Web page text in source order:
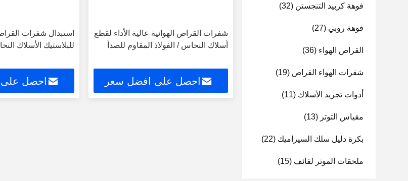
فوهة كربيد التنجستن (32)
فوهة روبي (27)
القراص الهواء (36)
شفرات الهواء القراص (19)
أدوات تجريد الأسلاك (11)
مقياس التوتر (13)
بكرة دليل سلك السيراميك (22)
ملحقات الموتر لفائف (15)
شفرات القراص الهوائية عالية الأداء لقطع
أسلاك النحاس / الفولاذ المقاوم للصدأ
احصل على افضل سعر
استبدال شفرات
للبلاستيك الأسلاك
احصل